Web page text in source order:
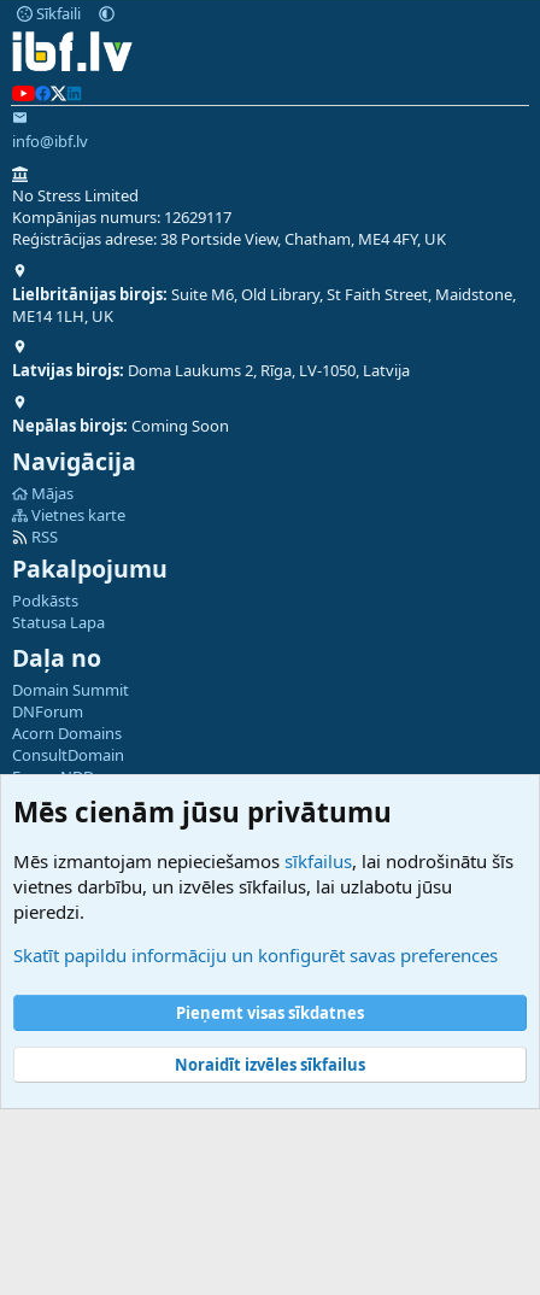
Sīkfaili
info@ibf.lv
No Stress Limited
Kompānijas numurs: 12629117
Reģistrācijas adrese: 38 Portside View, Chatham, ME4 4FY, UK
Lielbritānijas birojs: Suite M6, Old Library, St Faith Street, Maidstone,
ME14 1LH, UK
Latvijas birojs: Doma Laukums 2, Rīga, LV-1050, Latvija
Nepālas birojs: Coming Soon
Navigācija
Mājas
Vietnes karte
RSS
Pakalpojumu
Podkāsts
Statusa Lapa
Daļa no
Domain Summit
DNForum
Acorn Domains
ConsultDomain
ForumNDD
Domainforum.ro
27.be
Hostmaria
Atbalsts
Palīdzība
Noteikumi un nosacījumi
Privātuma politika
Community platform by XenForo® © 2010-2025 XenForo Ltd.
Mēs cienām jūsu privātumu
Mēs izmantojam nepieciešamos sīkfailus, lai nodrošinātu šīs
vietnes darbību, un izvēles sīkfailus, lai uzlabotu jūsu
pieredzi.
Skatīt papildu informāciju un konfigurēt savas preferences
Pieņemt visas sīkdatnes
Noraidīt izvēles sīkfailus